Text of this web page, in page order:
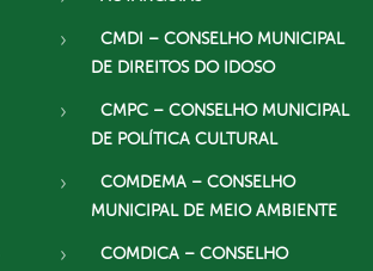
CMDI – CONSELHO MUNICIPAL
DE DIREITOS DO IDOSO
CMPC – CONSELHO MUNICIPAL
DE POLÍTICA CULTURAL
COMDEMA – CONSELHO
MUNICIPAL DE MEIO AMBIENTE
COMDICA – CONSELHO